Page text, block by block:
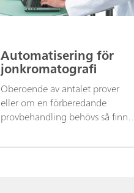
Automatisering för
jonkromatografi
Oberoende av antalet prover
eller om en förberedande
provbehandling behövs så finns
jonkromatografi att få